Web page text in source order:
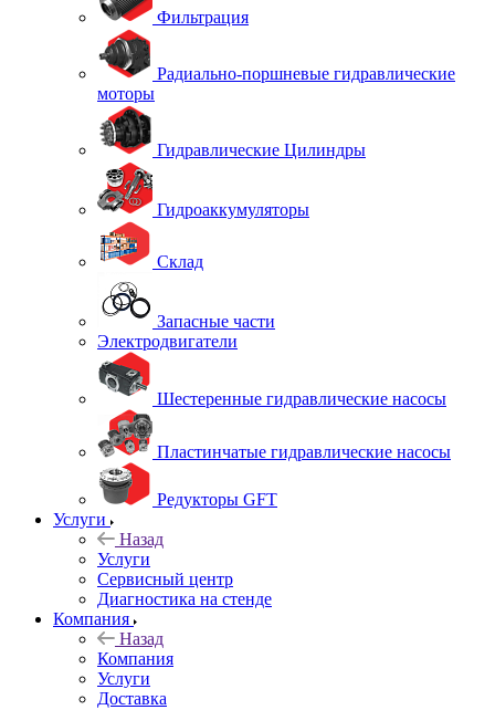
Фильтрация
Радиально-поршневые гидравлические
моторы
Гидравлические Цилиндры
Гидроаккумуляторы
Склад
Запасные части
Электродвигатели
Шестеренные гидравлические насосы
Пластинчатые гидравлические насосы
Редукторы GFT
Услуги
Назад
Услуги
Сервисный центр
Диагностика на стенде
Компания
Назад
Компания
Услуги
Доставка